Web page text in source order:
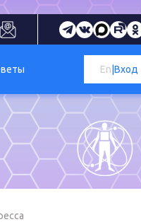
Вход
En